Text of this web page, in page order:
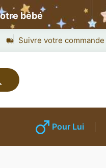
bébé
Suivre votre commande
Pour Lui